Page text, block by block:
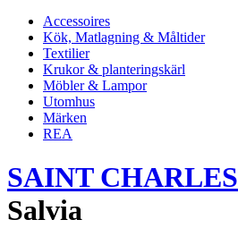
Accessoires
Kök, Matlagning & Måltider
Textilier
Krukor & planteringskärl
Möbler & Lampor
Utomhus
Märken
REA
SAINT CHARLES
Salvia